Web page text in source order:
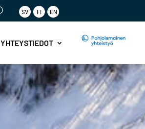
SV FI EN
YHTEYSTIEDOT